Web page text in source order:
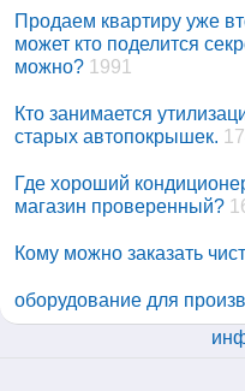
Продаем квартиру уже
может кто поделится
можно? 1991
Кто занимается
старых автопокрышек.
Где хороший
магазин проверенный?
Кому можно заказать
оборудование для